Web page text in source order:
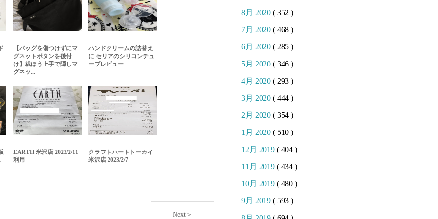
【バッグを傷つけずにマ
グネットボタンを後付
け】裁ほう上手で隠しマ
グネッ...
ハンドクリームの詰替え
に セリアのシリコンチュ
ーブレビュー
EARTH 米沢店 2023/2/11
利用
クラフトハートトーカイ
米沢店 2023/2/7
Next＞
8月 2020 ( 352 )
7月 2020 ( 468 )
6月 2020 ( 285 )
5月 2020 ( 346 )
4月 2020 ( 293 )
3月 2020 ( 444 )
2月 2020 ( 354 )
1月 2020 ( 510 )
12月 2019 ( 404 )
11月 2019 ( 434 )
10月 2019 ( 480 )
9月 2019 ( 593 )